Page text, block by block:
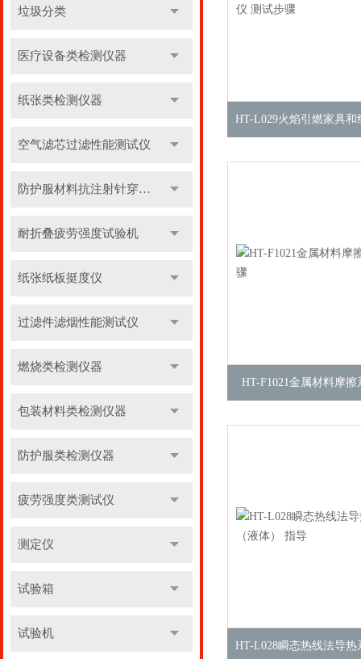
垃圾分类
医疗设备类检测仪器
纸张类检测仪器
空气滤芯过滤性能测试仪
防护服材料抗注射针穿刺性能测试仪
耐折叠疲劳强度试验机
纸张纸板挺度仪
过滤件滤烟性能测试仪
燃烧类检测仪器
包装材料类检测仪器
防护服类检测仪器
疲劳强度类测试仪
测定仪
试验箱
试验机
HT-F1021金属材料摩